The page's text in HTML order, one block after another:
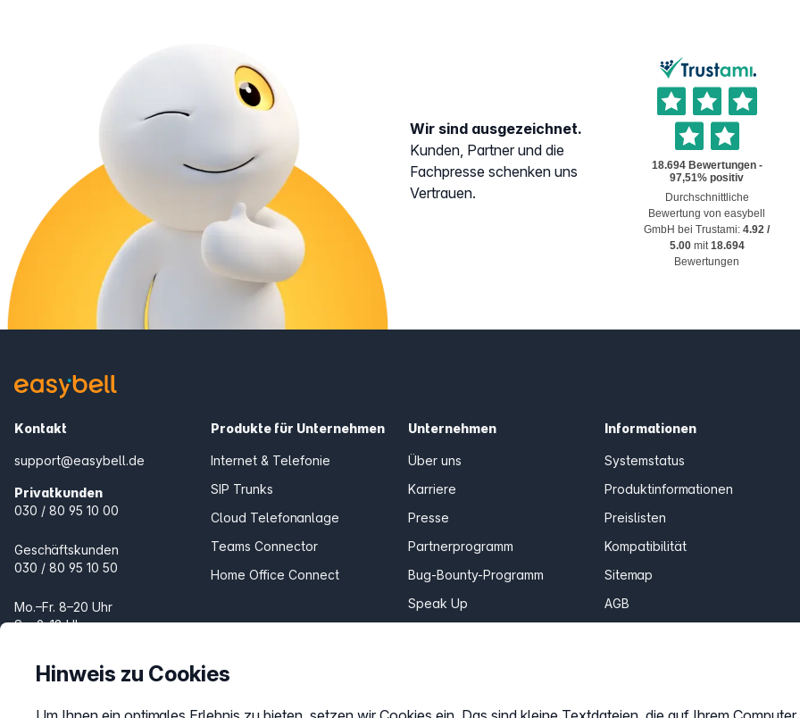
Wir sind ausgezeichnet.
Kunden, Partner und die
Fachpresse schenken uns
Vertrauen.
Durchschnittliche
Bewertung von easybell
GmbHbei Trustami:4.92 /
5.00mit 18.694
Bewertungen
Kontakt
support@easybell.de
Privatkunden
030 / 80 95 10 00
Geschäftskunden
030 / 80 95 10 50
Mo.–Fr. 8–20 Uhr
Sa. 9–18 Uhr
Produkte für Unternehmen
Internet & Telefonie
SIP Trunks
Cloud Telefonanlage
Teams Connector
Home Office Connect
Internet & Telefon
Unternehmen
Über uns
Karriere
Presse
Partnerprogramm
Bug-Bounty-Programm
Speak Up
Informationen
Systemstatus
Produktinformationen
Preislisten
Kompatibilität
Sitemap
AGB
Hinweis zu Cookies